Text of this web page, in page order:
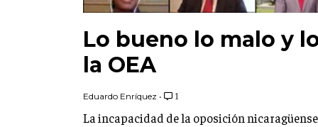
Lo bueno lo malo y
la OEA
Eduardo Enríquez • 1
La incapacidad de la oposición